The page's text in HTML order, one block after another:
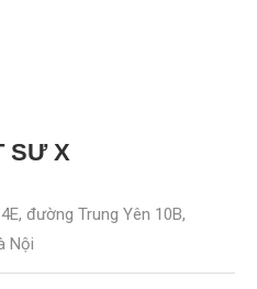
SƯ X
đường Trung Yên 10B,
Nội